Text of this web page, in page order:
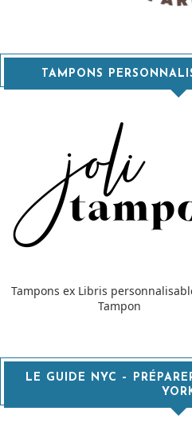
TAMPONS
Tampons ex Libris
Tampon
LE GUIDE NYC –